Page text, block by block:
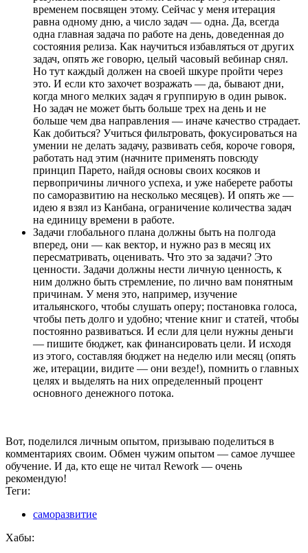
временем посвящен этому. Сейчас у меня итерация
равна одному дню, а число задач — одна. Да, всегда
одна главная задача по работе на день, доведенная до
состояния релиза. Как научиться избавляться от других
задач, опять же говорю, целый часовый вебинар снял.
Но тут каждый должен на своей шкуре пройти через
это. И если кто захочет возражать — да, бывают дни,
когда много мелких задач я группирую в один рывок.
Но задач не может быть больше трех на день и не
больше чем два направления — иначе качество страдает.
Как добиться? Учиться фильтровать, фокусироваться на
умении не делать задачу, развивать себя, короче говоря,
работать над этим (начните применять повсюду
принцип Парето, найдя основы своих косяков и
первопричины личного успеха, и уже наберете работы
по саморазвитию на несколько месяцев). И опять же —
идею я взял из Канбана, ограничение количества задач
на единицу времени в работе.
Задачи глобального плана должны быть на полгода
вперед, они — как вектор, и нужно раз в месяц их
пересматривать, оценивать. Что это за задачи? Это
ценности. Задачи должны нести личную ценность, к
ним должно быть стремление, по лично вам понятным
причинам. У меня это, например, изучение
итальянского, чтобы слушать оперу; постановка голоса,
чтобы петь долго и удобно; чтение книг и статей, чтобы
постоянно развиваться. И если для цели нужны деньги
— пишите бюджет, как финансировать цели. И исходя
из этого, составляя бюджет на неделю или месяц (опять
же, итерации, видите — они везде!), помнить о главных
целях и выделять на них определенный процент
основного денежного потока.
Вот, поделился личным опытом, призываю поделиться в
комментариях своим. Обмен чужим опытом — самое лучшее
обучение. И да, кто еще не читал Rework — очень
рекомендую!
Теги:
саморазвитие
Хабы: